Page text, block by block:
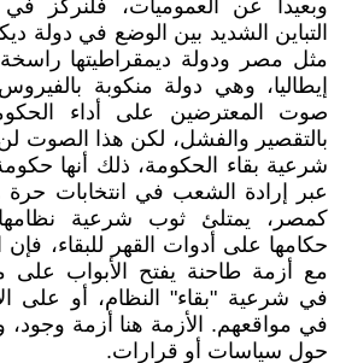
وبعيداً عن العموميات، فلنركز
التباين الشديد بين الوضع في دولة
مثل مصر ودولة ديمقراطيتها
إيطاليا، وهي دولة منكوبة
صوت المعترضين على أداء
بالتقصير والفشل، لكن هذا الصوت
شرعية بقاء الحكومة، ذلك أنها
عبر إرادة الشعب في انتخابات حرة
كمصر، يمتلئ ثوب شرعية نظامها
حكامها على أدوات القهر للبقاء،
مع أزمة طاحنة يفتح الأبواب على
في شرعية "بقاء" النظام، أو على
في مواقعهم. الأزمة هنا أزمة
حول سياسات أو قرارات.